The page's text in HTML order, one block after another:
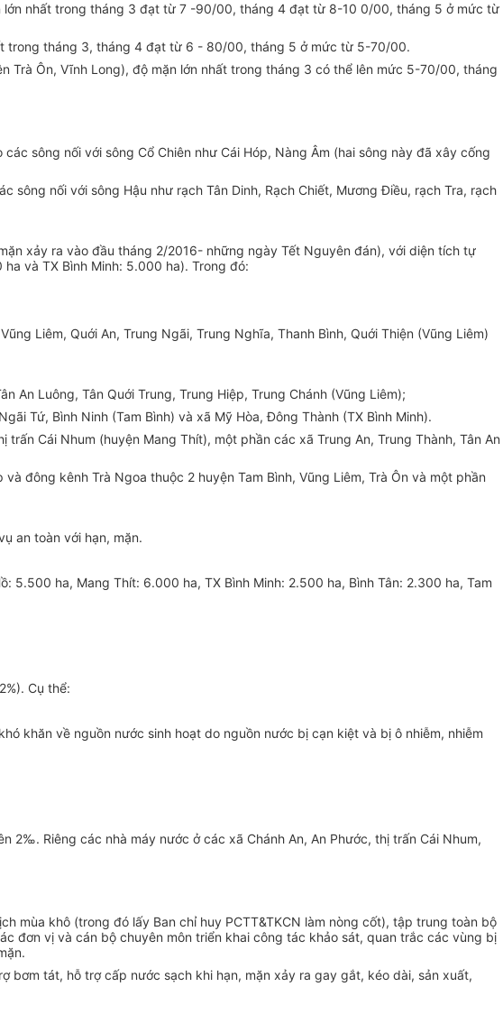
lớn nhất trong tháng 3 đạt từ 7 -90/00, tháng 4 đạt từ 8-10 0/00, tháng 5 ở mức từ
trong tháng 3, tháng 4 đạt từ 6 - 80/00, tháng 5 ở mức từ 5-70/00.
Trà Ôn, Vĩnh Long), độ mặn lớn nhất trong tháng 3 có thể lên mức 5-70/00, tháng
sông nối với sông Cổ Chiên như Cái Hóp, Nàng Âm (hai sông này đã xây cống
sông nối với sông Hậu như rạch Tân Dinh, Rạch Chiết, Mương Điều, rạch Tra, rạch
xảy ra vào đầu tháng 2/2016- những ngày Tết Nguyên đán), với diện tích tự
và TX Bình Minh: 5.000 ha). Trong đó:
Liêm, Quới An, Trung Ngãi, Trung Nghĩa, Thanh Bình, Quới Thiện (Vũng Liêm)
An Luông, Tân Quới Trung, Trung Hiệp, Trung Chánh (Vũng Liêm);
Tứ, Bình Ninh (Tam Bình) và xã Mỹ Hòa, Đông Thành (TX Bình Minh).
Cái Nhum (huyện Mang Thít), một phần các xã Trung An, Trung Thành, Tân An
đông kênh Trà Ngoa thuộc 2 huyện Tam Bình, Vũng Liêm, Trà Ôn và một phần
an toàn với hạn, mặn.
5.500 ha, Mang Thít: 6.000 ha, TX Bình Minh: 2.500 ha, Bình Tân: 2.300 ha, Tam
Cụ thể:
khăn về nguồn nước sinh hoạt do nguồn nước bị cạn kiệt và bị ô nhiễm, nhiễm
2‰. Riêng các nhà máy nước ở các xã Chánh An, An Phước, thị trấn Cái Nhum,
mùa khô (trong đó lấy Ban chỉ huy PCTT&TKCN làm nòng cốt), tập trung toàn bộ
đơn vị và cán bộ chuyên môn triển khai công tác khảo sát, quan trắc các vùng bị
bơm tát, hỗ trợ cấp nước sạch khi hạn, mặn xảy ra gay gắt, kéo dài, sản xuất,